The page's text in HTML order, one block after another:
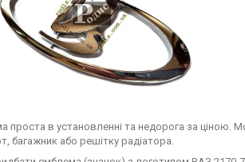
проста в установленні та недорога за ціною.
багажник або решітку радіатора.